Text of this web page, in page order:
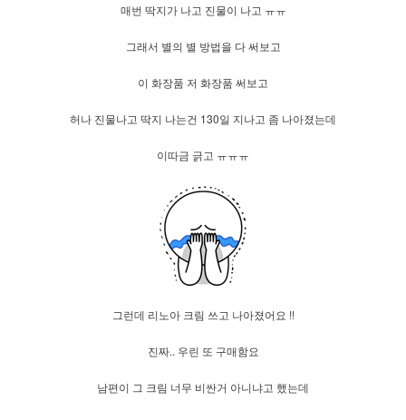
매번 딱지가 나고 진물이 나고 ㅠㅠ
그래서 별의 별 방법을 다 써보고
이 화장품 저 화장품 써보고
허나 진물나고 딱지 나는건 130일 지나고 좀 나아졌는데
이따금 긁고 ㅠㅠㅠ
그런데 리노아 크림 쓰고 나아졌어요 !!
진짜.. 우린 또 구매함요
남편이 그 크림 너무 비싼거 아니냐고 했는데